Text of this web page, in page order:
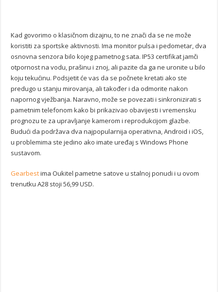
Kad govorimo o klasičnom dizajnu, to ne znači da se ne može
koristiti za sportske aktivnosti. Ima monitor pulsa i pedometar, dva
osnovna senzora bilo kojeg pametnog sata. IP53 certifikat jamči
otpornost na vodu, prašinu i znoj, ali pazite da ga ne uronite u bilo
koju tekućinu. Podsjetit će vas da se počnete kretati ako ste
predugo u stanju mirovanja, ali također i da odmorite nakon
napornog vježbanja. Naravno, može se povezati i sinkronizirati s
pametnim telefonom kako bi prikazivao obavijesti i vremensku
prognozu te za upravljanje kamerom i reprodukcijom glazbe.
Budući da podržava dva najpopularnija operativna, Android i iOS,
u problemima ste jedino ako imate uređaj s Windows Phone
sustavom.
Gearbestima Oukitel pametne satove u stalnoj ponudi i u ovom
trenutku A28 stoji 56,99 USD.